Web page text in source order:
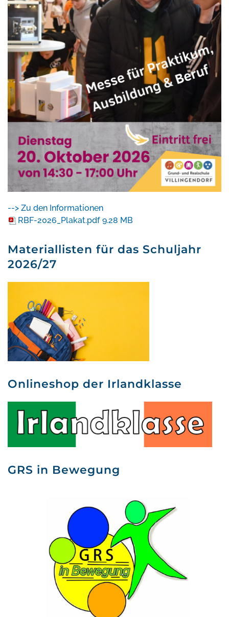
--> Zu den Informationen
RBF-2026_Plakat.pdf 9.28 MB
Materiallisten für das Schuljahr
2026/27
Onlineshop der Irlandklasse
GRS in Bewegung